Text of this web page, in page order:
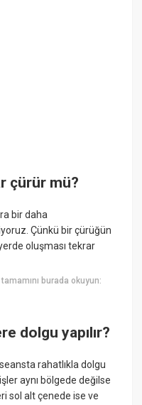
çürür mü?
bir daha
Çünkü bir çürüğün
oluşması tekrar
tamamını burada okuyun:
dolgu yapılır?
rahatlıkla dolgu
aynı bölgede değilse
sol alt çenede ise ve